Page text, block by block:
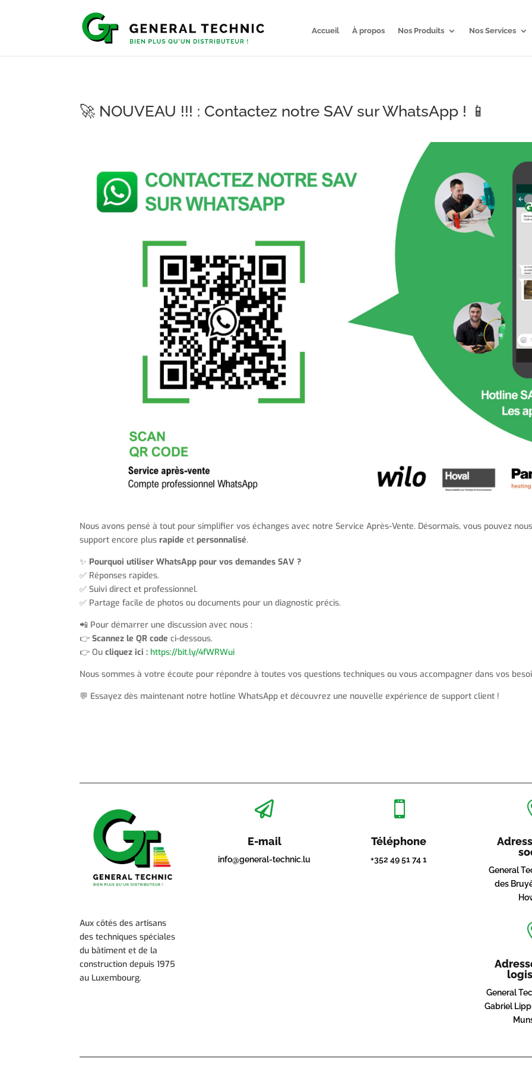
Accueil À propos Nos Produits Nos Services
🚀 NOUVEAU !!! : Contactez notre SAV sur WhatsApp ! 📱
Nous avons pensé à tout pour simplifier vos échanges avec notre Service Après-Vente. Désormais, vous pouvez
support encore plusrapide etpersonnalisé.
✨ Pourquoi utiliser WhatsApp pour vos demandes SAV ?
✅ Réponses rapides.
✅ Suivi direct et professionnel.
✅ Partage facile de photos ou documents pour un diagnostic précis.
📲 Pour démarrer une discussion avec nous :
👉Scannez le QR code ci-dessous.
👉 Oucliquez ici : https://bit.ly/4fWRWui
Nous sommes à votre écoute pour répondre à toutes vos questions techniques ou vous accompagner dans vos
💬 Essayez dès maintenant notre hotline WhatsApp et découvrez une nouvelle expérience de support client !
Aux côtés des artisans
des techniques spéciales
du bâtiment et de la
construction depuis 1975
au Luxembourg.

E-mail
info@general-technic.lu

Téléphone
+352 49 51 74 1
General
des
General
Gabriel